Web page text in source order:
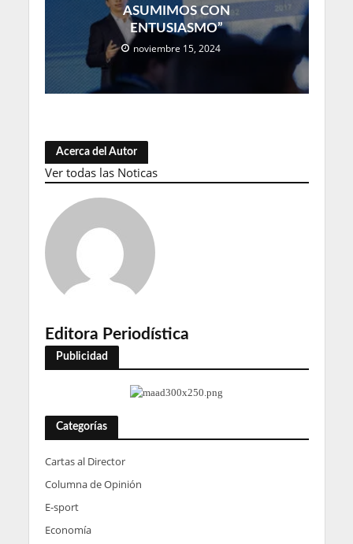
ASUMIMOS CON
ENTUSIASMO”
noviembre 15, 2024
Acerca del Autor
Ver todas las Noticas
Editora Periodística
Publicidad
Categorías
Cartas al Director
Columna de Opinión
E-sport
Economía